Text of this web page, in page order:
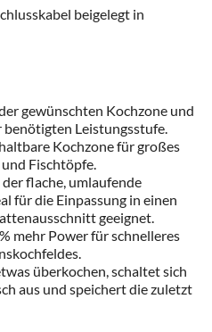
beigelegt in
gewünschten Kochzone und
Leistungsstufe.
Kochzone für großes
Fischtöpfe.
der flache, umlaufende
für die Einpassung in einen
geeignet.
mehr Power für schnelleres
überkochen, schaltet sich
aus und speichert die zuletzt